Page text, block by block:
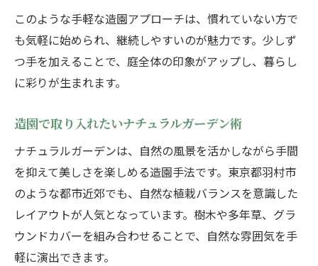
このような手軽な造園アプローチは、慣れていない方で
も気軽に始められ、継続しやすいのが魅力です。少しず
つ手を加えることで、庭全体の印象がアップし、暮らし
に彩りが生まれます。
造園で取り入れたいナチュラルガーデン術
ナチュラルガーデンは、自然の風景を活かしながら手間
を抑えて美しさを楽しめる造園手法です。東京都羽村市
のような都市近郊でも、自然な植栽バランスを意識した
レイアウトが人気となっています。樹木や多年草、グラ
ウンドカバーを組み合わせることで、自然な雰囲気を手
軽に演出できます。